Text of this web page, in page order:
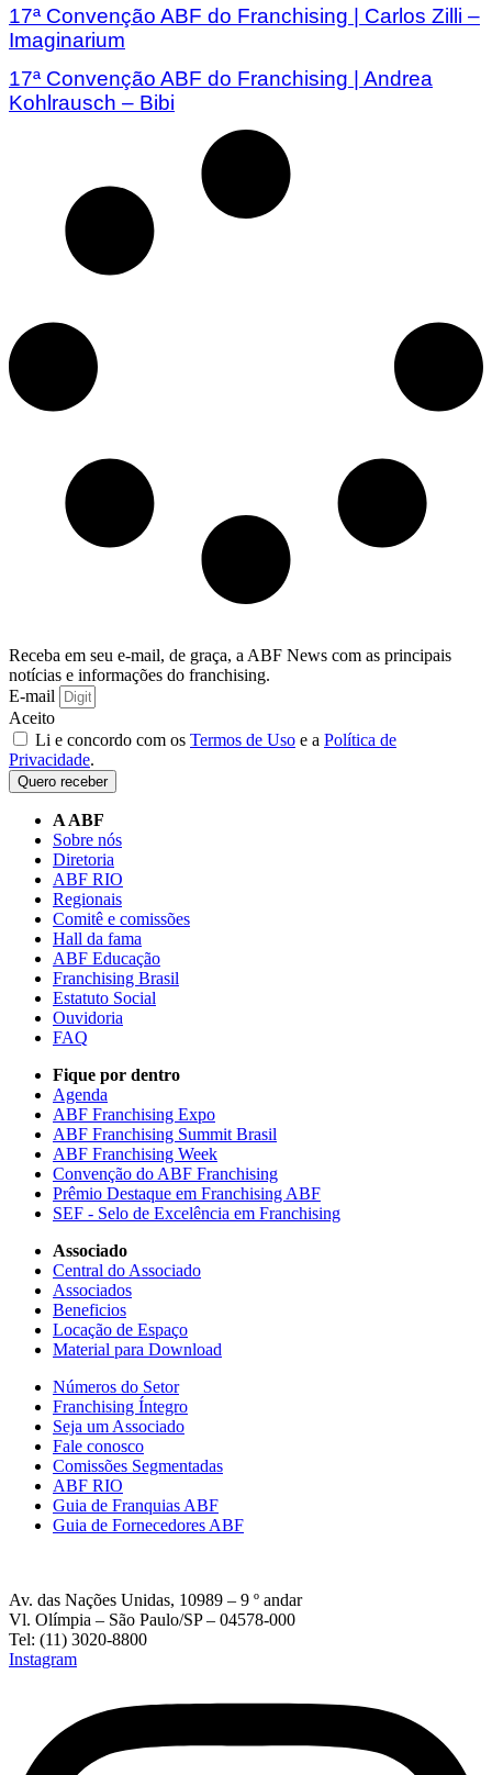
17ª Convenção ABF do Franchising | Carlos Zilli –
Imaginarium
17ª Convenção ABF do Franchising | Andrea
Kohlrausch – Bibi
Receba em seu e-mail, de graça, a ABF News com as principais
notícias e informações do franchising.
E-mail
Aceito
Li e concordo com os Termos de Uso e a Política de
Privacidade.
Quero receber
A ABF
Sobre nós
Diretoria
ABF RIO
Regionais
Comitê e comissões
Hall da fama
ABF Educação
Franchising Brasil
Estatuto Social
Ouvidoria
FAQ
Fique por dentro
Agenda
ABF Franchising Expo
ABF Franchising Summit Brasil
ABF Franchising Week
Convenção do ABF Franchising
Prêmio Destaque em Franchising ABF
SEF - Selo de Excelência em Franchising
Associado
Central do Associado
Associados
Beneficios
Locação de Espaço
Material para Download
Números do Setor
Franchising Íntegro
Seja um Associado
Fale conosco
Comissões Segmentadas
ABF RIO
Guia de Franquias ABF
Guia de Fornecedores ABF
Av. das Nações Unidas, 10989 – 9 º andar
Vl. Olímpia – São Paulo/SP – 04578-000
Tel: (11) 3020-8800
Instagram